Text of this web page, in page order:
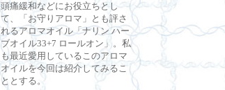
頭痛緩和などにお役立ちとし
て、「お守りアロマ」とも評さ
れるアロマオイル「ナリン ハー
ブオイル33+7 ロールオン」。私
も最近愛用しているこのアロマ
オイルを今回は紹介してみるこ
ととする。